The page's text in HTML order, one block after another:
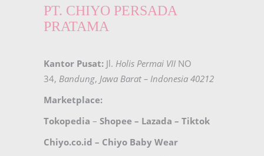
PT. CHIYO PERSADA
PRATAMA
Kantor Pusat: Jl. Holis Permai VII NO
34, Bandung, Jawa Barat – Indonesia 40212
Marketplace:
Tokopedia – Shopee – Lazada – Tiktok
Chiyo.co.id – Chiyo Baby Wear